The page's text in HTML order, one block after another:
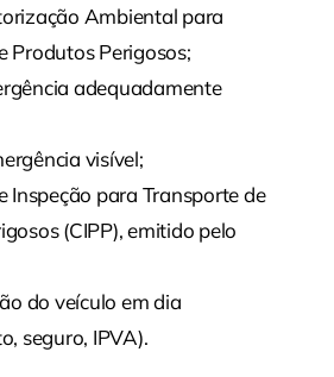
Ambiental para
Produtos Perigosos;
adequadamente
visível;
Inspeção para Transporte de
(CIPP), emitido pelo
do veículo em dia
seguro, IPVA).